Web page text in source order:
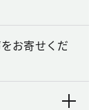
お寄せくだ